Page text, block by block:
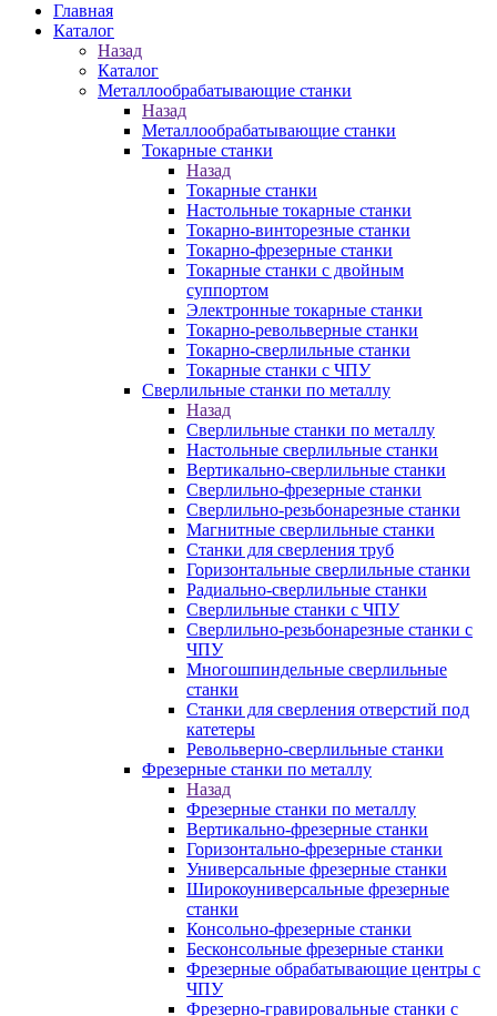
Главная
Каталог
Назад
Каталог
Металлообрабатывающие станки
Назад
Металлообрабатывающие станки
Токарные станки
Назад
Токарные станки
Настольные токарные станки
Токарно-винторезные станки
Токарно-фрезерные станки
Токарные станки с двойным
суппортом
Электронные токарные станки
Токарно-револьверные станки
Токарно-сверлильные станки
Токарные станки с ЧПУ
Сверлильные станки по металлу
Назад
Сверлильные станки по металлу
Настольные сверлильные станки
Вертикально-сверлильные станки
Сверлильно-фрезерные станки
Сверлильно-резьбонарезные станки
Магнитные сверлильные станки
Станки для сверления труб
Горизонтальные сверлильные станки
Радиально-сверлильные станки
Сверлильные станки с ЧПУ
Сверлильно-резьбонарезные станки с
ЧПУ
Многошпиндельные сверлильные
станки
Станки для сверления отверстий под
катетеры
Револьверно-сверлильные станки
Фрезерные станки по металлу
Назад
Фрезерные станки по металлу
Вертикально-фрезерные станки
Горизонтально-фрезерные станки
Универсальные фрезерные станки
Широкоуниверсальные фрезерные
станки
Консольно-фрезерные станки
Бесконсольные фрезерные станки
Фрезерные обрабатывающие центры с
ЧПУ
Фрезерно-гравировальные станки с